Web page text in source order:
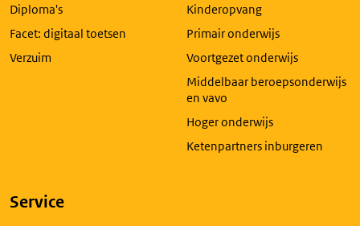
nieuw
Diploma's
Facet: digitaal toetsen
Verzuim
Kinderopvang
Primair onderwijs
Voortgezet onderwijs
Middelbaar beroepsonderwijs
en vavo
Hoger onderwijs
Ketenpartners inburgeren
Service